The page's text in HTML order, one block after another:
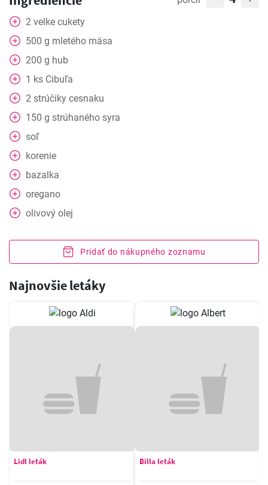
2 velke cukety
500 g mletého mäsa
200 g hub
1 ks Cibuľa
2 strúčiky cesnaku
150 g strúhaného syra
soľ
korenie
bazalka
oregano
olivový olej
Pridať do nákupného zoznamu
Najnovšie letáky
Lidl leták Billa leták